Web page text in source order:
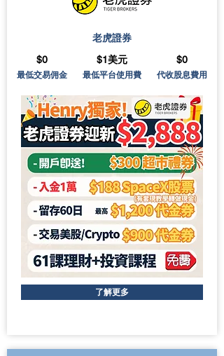
老虎證券
$0
$1美元 $0
最低交易佣金 最低平台使用費 代收股息費用
了解更多